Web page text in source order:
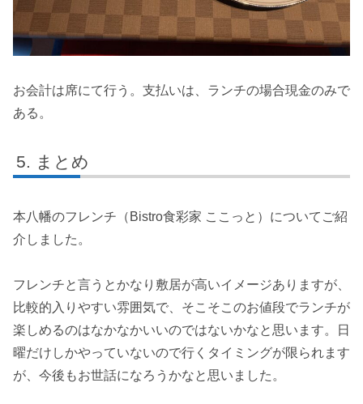
お会計は席にて行う。支払いは、ランチの場合現金のみで
ある。
まとめ
本八幡のフレンチ（Bistro食彩家 ここっと）についてご紹
介しました。
フレンチと言うとかなり敷居が高いイメージありますが、
比較的入りやすい雰囲気で、そこそこのお値段でランチが
楽しめるのはなかなかいいのではないかなと思います。日
曜だけしかやっていないので行くタイミングが限られます
が、今後もお世話になろうかなと思いました。